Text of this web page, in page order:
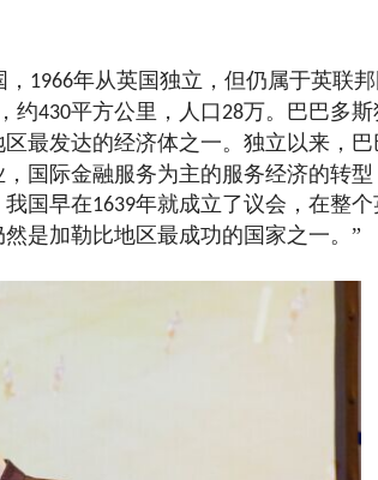
1966年从英国独立，但仍属于英联
约430平方公里，人口28万。巴巴多斯
最发达的经济体之一。独立以来，巴
国际金融服务为主的服务经济的转型
国早在1639年就成立了议会，在整个
是加勒比地区最成功的国家之一。”